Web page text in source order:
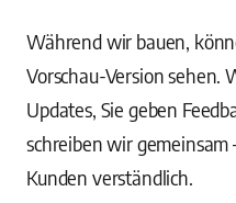
Während wir bauen,
Vorschau-Version sehen.
Updates, Sie geben
schreiben wir
Kunden verständlich.